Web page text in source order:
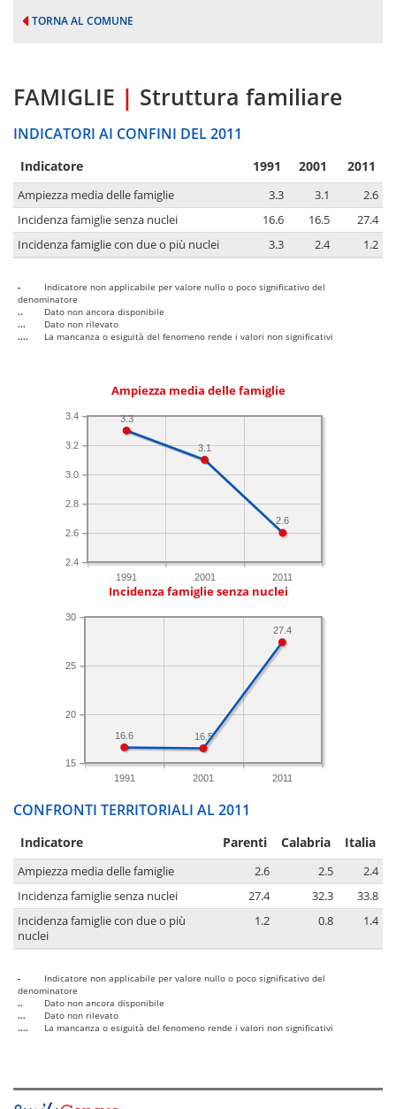
TORNA AL COMUNE
FAMIGLIE | Struttura familiare
INDICATORI AI CONFINI DEL 2011
Indicatore 1991 2001 2011
Ampiezza media delle famiglie 3.3 3.1
2.6
Incidenza famiglie senza nuclei
16.6 16.5
27.4
Incidenza famiglie con due o più nuclei
3.3 2.4 1.2
-
Indicatore non applicabile per valore nullo o poco significativo del
denominatore
..
Dato non ancora disponibile
...
Dato non rilevato
....
La mancanza o esiguità del fenomeno rende i valori non significativi
Ampiezza media delle famiglie
1991 2001 2011
2.4
2.6
2.8
3.0
3.2
3.4
2.6
3.1
3.3
Incidenza famiglie senza nuclei
1991 2001 2011
15
20
25
30
27.4
16.5
16.6
CONFRONTI TERRITORIALI AL 2011
Indicatore Parenti Calabria Italia
Ampiezza media delle famiglie 2.6 2.5
2.4
Incidenza famiglie senza nuclei
27.4 32.3
33.8
Incidenza famiglie con due o più
nuclei
1.2 0.8 1.4
-
Indicatore non applicabile per valore nullo o poco significativo del
denominatore
..
Dato non ancora disponibile
...
Dato non rilevato
....
La mancanza o esiguità del fenomeno rende i valori non significativi